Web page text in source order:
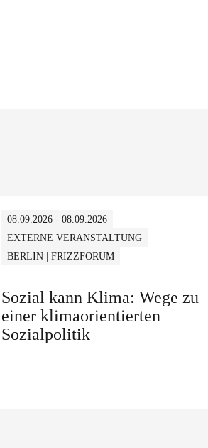
08.09.2026 - 08.09.2026
EXTERNE VERANSTALTUNG
BERLIN | FRIZZFORUM
Sozial kann Klima: Wege zu
einer klimaorientierten
Sozialpolitik